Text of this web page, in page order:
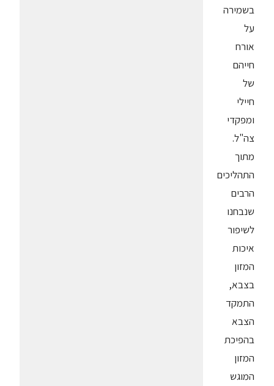
בשמירה
על
אורח
חייהם
של
חיילי
ומפקדי
צה"ל.
מתוך
התהליכים
הרבים
שנבחנו
לשיפור
איכות
המזון
בצבא,
התמקד
הצבא
בהפיכת
המזון
המוגש